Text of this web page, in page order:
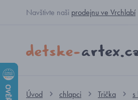
Navštivte naši prodejnu ve Vrchlabí
Úvod chlapci Trička s